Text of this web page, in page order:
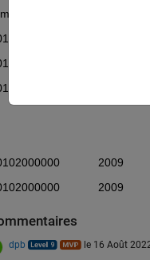
Year
2009
2009
2009
2009
2009
dpb le 16 Août